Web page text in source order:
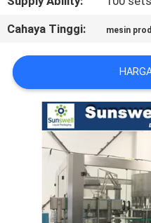
HUBUNGI
KAMI
BERITA
PERMINTAAN
PENAWARAN
SITEMAP
Cahaya Tinggi:
mesin